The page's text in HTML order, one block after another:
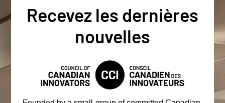
Recevez les dernières
nouvelles